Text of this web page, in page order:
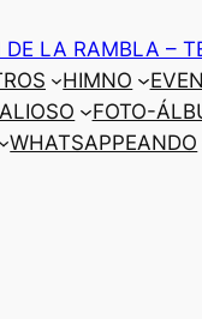
LA RAMBLA –
HIMNO
FOTO-
WHATSAPPEANDO